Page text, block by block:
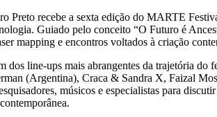
Preto recebe a sexta edição do MARTE
Guiado pelo conceito “O Futuro é
mapping e encontros voltados à criação
dos line-ups mais abrangentes da trajetória
(Argentina), Craca & Sandra X, Faizal
músicos e especialistas para